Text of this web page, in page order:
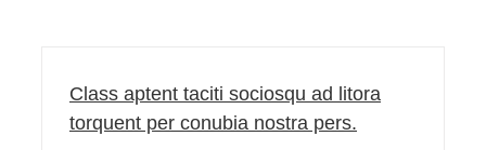
Class aptent taciti sociosqu ad litora
torquent per conubia nostra pers.